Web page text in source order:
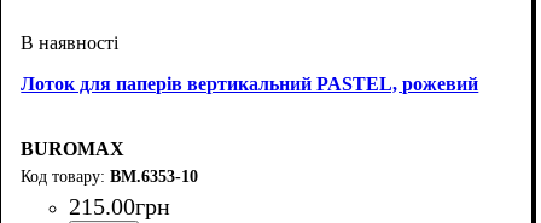
Лоток для паперів вертикальний PASTEL, рожевий
BUROMAX
BM.6353-10
215.00грн